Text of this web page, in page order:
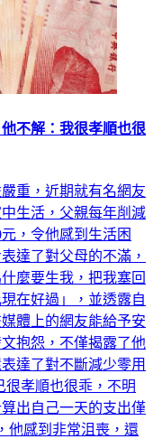
不解：我很孝順也很
重，近期就有名網友
生活，父親每年削減
，令他感到生活困
達了對父母的不滿，
麼要生我，把我塞回
在好過」，並透露自
體上的網友能給予安
抱怨，不僅揭露了他
達了對不斷減少零用
很孝順也很乖，不明
出自己一天的支出僅
他感到非常沮喪，還